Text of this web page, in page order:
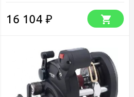
16 104₽